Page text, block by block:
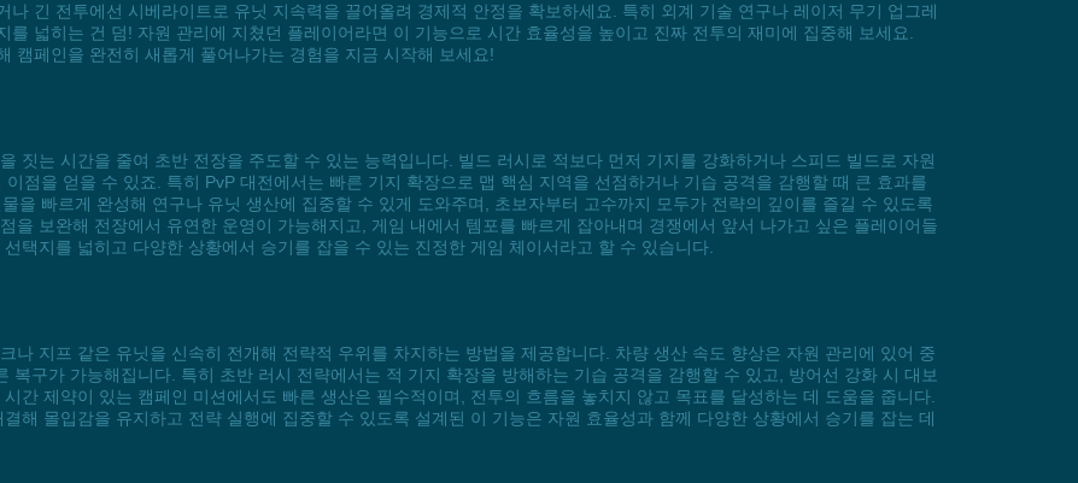
긴 전투에선 시베라이트로 유닛 지속력을 끌어올려 경제적 안정을 확보하세요. 특히 외계 기술 연구나 레이저 무기 업그레
넓히는 건 덤! 자원 관리에 지쳤던 플레이어라면 이 기능으로 시간 효율성을 높이고 진짜 전투의 재미에 집중해 보세요.
캠페인을 완전히 새롭게 풀어나가는 경험을 지금 시작해 보세요!
짓는 시간을 줄여 초반 전장을 주도할 수 있는 능력입니다. 빌드 러시로 적보다 먼저 기지를 강화하거나 스피드 빌드로 자원
점을 얻을 수 있죠. 특히 PvP 대전에서는 빠른 기지 확장으로 맵 핵심 지역을 선점하거나 기습 공격을 감행할 때 큰 효과를
을 빠르게 완성해 연구나 유닛 생산에 집중할 수 있게 도와주며, 초보자부터 고수까지 모두가 전략의 깊이를 즐길 수 있도록
을 보완해 전장에서 유연한 운영이 가능해지고, 게임 내에서 템포를 빠르게 잡아내며 경쟁에서 앞서 나가고 싶은 플레이어들
택지를 넓히고 다양한 상황에서 승기를 잡을 수 있는 진정한 게임 체이서라고 할 수 있습니다.
나 지프 같은 유닛을 신속히 전개해 전략적 우위를 차지하는 방법을 제공합니다. 차량 생산 속도 향상은 자원 관리에 있어 중
복구가 가능해집니다. 특히 초반 러시 전략에서는 적 기지 확장을 방해하는 기습 공격을 감행할 수 있고, 방어선 강화 시 대보
간 제약이 있는 캠페인 미션에서도 빠른 생산은 필수적이며, 전투의 흐름을 놓치지 않고 목표를 달성하는 데 도움을 줍니다.
해 몰입감을 유지하고 전략 실행에 집중할 수 있도록 설계된 이 기능은 자원 효율성과 함께 다양한 상황에서 승기를 잡는 데